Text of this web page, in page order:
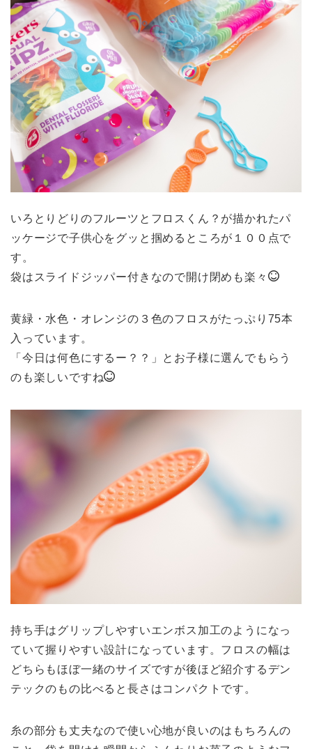
いろとりどりのフルーツとフロスくん？が描かれたパ
ッケージで子供心をグッと掴めるところが１００点で
す。
袋はスライドジッパー付きなので開け閉めも楽々
黄緑・水色・オレンジの３色のフロスがたっぷり75本
入っています。
「今日は何色にするー？？」とお子様に選んでもらう
のも楽しいですね
持ち手はグリップしやすいエンボス加工のようになっ
ていて握りやすい設計になっています。フロスの幅は
どちらもほぼ一緒のサイズですが後ほど紹介するデン
テックのもの比べると長さはコンパクトです。
糸の部分も丈夫なので使い心地が良いのはもちろんの